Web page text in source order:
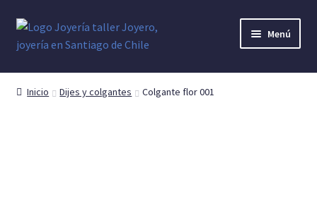
Ir
a
Ir
al
Menú
Anillo Denario
Inicio Dijes y colgantes Colgante flor 001